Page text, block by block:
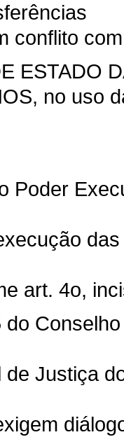
conflito
ESTADO
no uso
Poder
art. 4o,
do
Justiça